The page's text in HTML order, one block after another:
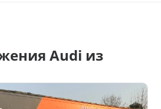
Audi из